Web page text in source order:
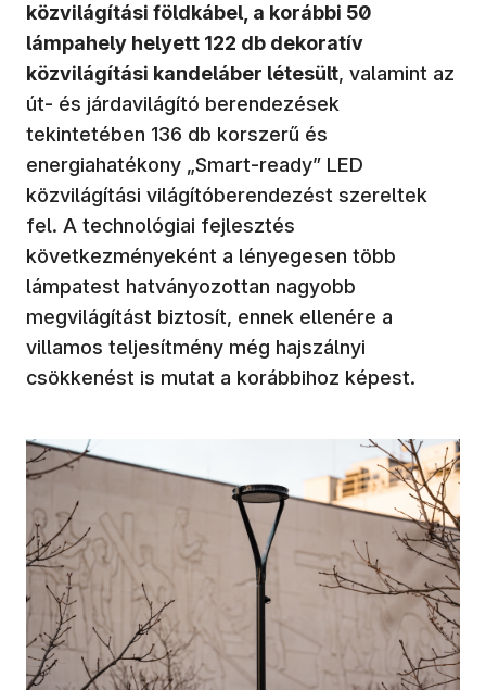
közvilágítási földkábel, a korábbi 50
lámpahely helyett 122 db dekoratív
közvilágítási kandeláber létesült, valamint az
út- és járdavilágító berendezések
tekintetében 136 db korszerű és
energiahatékony „Smart-ready” LED
közvilágítási világítóberendezést szereltek
fel. A technológiai fejlesztés
következményeként a lényegesen több
lámpatest hatványozottan nagyobb
megvilágítást biztosít, ennek ellenére a
villamos teljesítmény még hajszálnyi
csökkenést is mutat a korábbihoz képest.